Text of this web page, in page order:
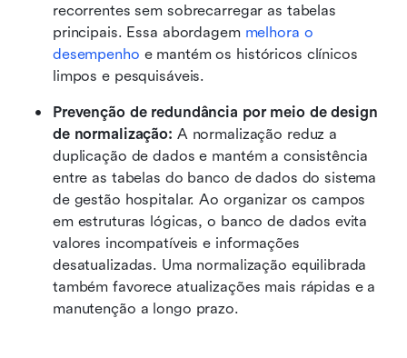
recorrentes sem sobrecarregar as tabelas
principais. Essa abordagem melhora o
desempenho e mantém os históricos clínicos
limpos e pesquisáveis.
Prevenção de redundância por meio de design
de normalização: A normalização reduz a
duplicação de dados e mantém a consistência
entre as tabelas do banco de dados do sistema
de gestão hospitalar. Ao organizar os campos
em estruturas lógicas, o banco de dados evita
valores incompatíveis e informações
desatualizadas. Uma normalização equilibrada
também favorece atualizações mais rápidas e a
manutenção a longo prazo.